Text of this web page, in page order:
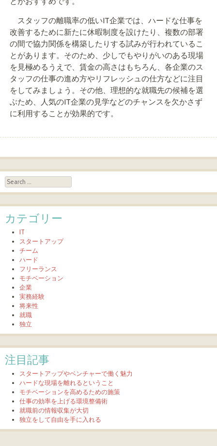
スタッフの離職率の低いIT企業では、ハードな仕事を
改善するために新たに休暇制度を設けたり、複数の部署
の間で協力関係を構築したりする試みが行われているこ
とがあります。そのため、少しでもやりがいのある現場
を見極めるうえで、賃金の高さはもちろん、各企業のス
タッフの仕事の進め方やリフレッシュの仕方などに注目
をしてみましょう。その他、理想的な就職先の候補を選
ぶため、人気のIT企業の見学などのチャンスを欠かさず
に利用することが効果的です。
Post navigation
Search
カテゴリー
IT
スタートアップ
チーム
ハード
フリーランス
モチベーション
企業
実務経験
将来性
就職
独立
注目記事
スタートアップやベンチャーで働く魅力
ハードな現場を離れるということ
モチベーションを高めるための施策
仕事の効率を上げる環境整備術
就職前の情報収集が大切
独立をして自由を手に入れる